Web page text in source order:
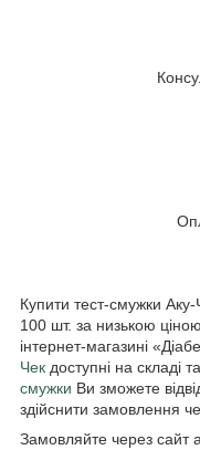
Купити тест-смужки
100 шт. за низькою
інтернет-магазині
Чек доступні на складі
смужки Ви зможете
здійснити замовлення
Замовляйте через сайт